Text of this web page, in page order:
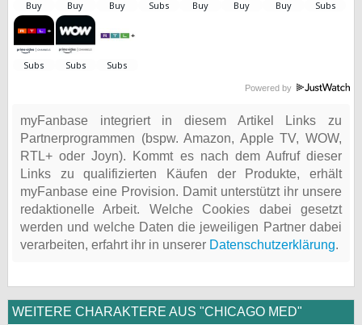
Powered by
myFanbase integriert in diesem Artikel Links zu
Partnerprogrammen (bspw. Amazon, Apple TV, WOW,
RTL+ oder Joyn). Kommt es nach dem Aufruf dieser
Links zu qualifizierten Käufen der Produkte, erhält
myFanbase eine Provision. Damit unterstützt ihr unsere
redaktionelle Arbeit. Welche Cookies dabei gesetzt
werden und welche Daten die jeweiligen Partner dabei
verarbeiten, erfahrt ihr in unserer Datenschutzerklärung.
WEITERE CHARAKTERE AUS "CHICAGO MED"
Impressum